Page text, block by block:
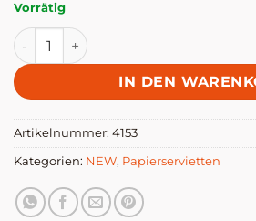
Vorrätig
Serviette Floral Majolica - Lunch
IN DEN
Artikelnummer: 4153
Kategorien: NEW, Papierservietten